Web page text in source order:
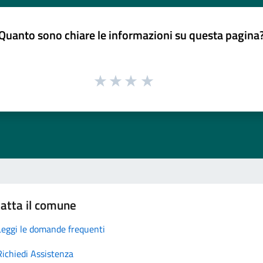
sono chiare le informazioni su questa
il comune
le domande frequenti
Assistenza